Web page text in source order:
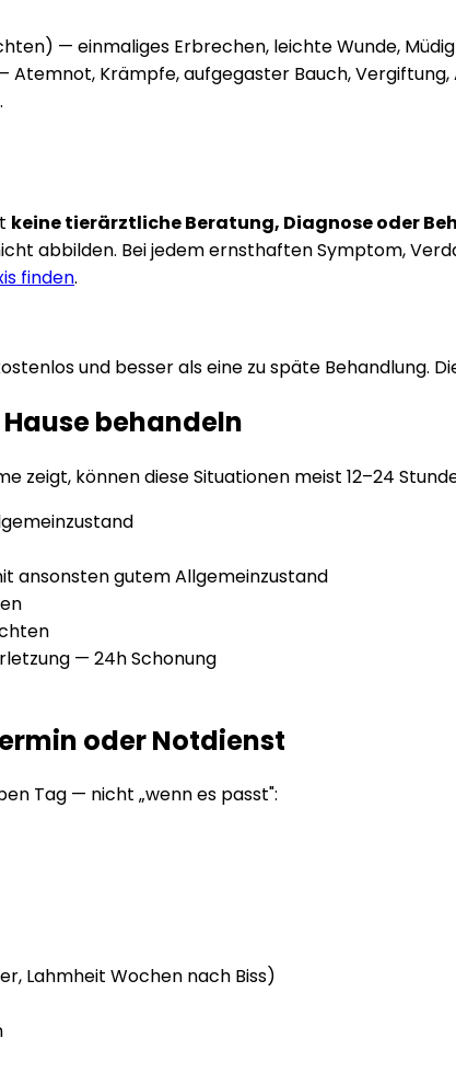
— einmaliges Erbrechen, leichte Wunde,
Krämpfe, aufgegaster Bauch,
keine tierärztliche Beratung, Diagnose oder
abbilden. Bei jedem ernsthaften Symptom,
finden.
und besser als eine zu späte Behandlung.
behandeln
zeigt, können diese Situationen meist 12–24
ansonsten gutem Allgemeinzustand
— 24h Schonung
oder Notdienst
Tag — nicht „wenn es passt":
Lahmheit Wochen nach Biss)